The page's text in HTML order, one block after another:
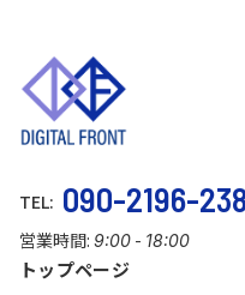
TEL: 090-2196-
営業時間: 9:00 - 18:00
トップページ